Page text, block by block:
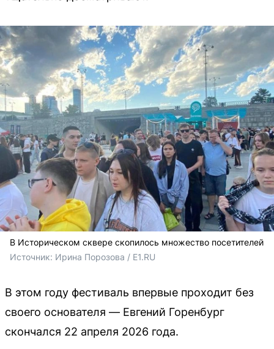
В Историческом сквере скопилось множество посетителей
Источник: Ирина Порозова / E1.RU
В этом году фестиваль впервые проходит без
своего основателя — Евгений Горенбург
скончался 22 апреля 2026 года.